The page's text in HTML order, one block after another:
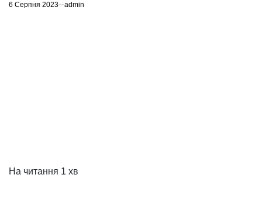
6 Серпня 2023 admin
На читання 1 хв